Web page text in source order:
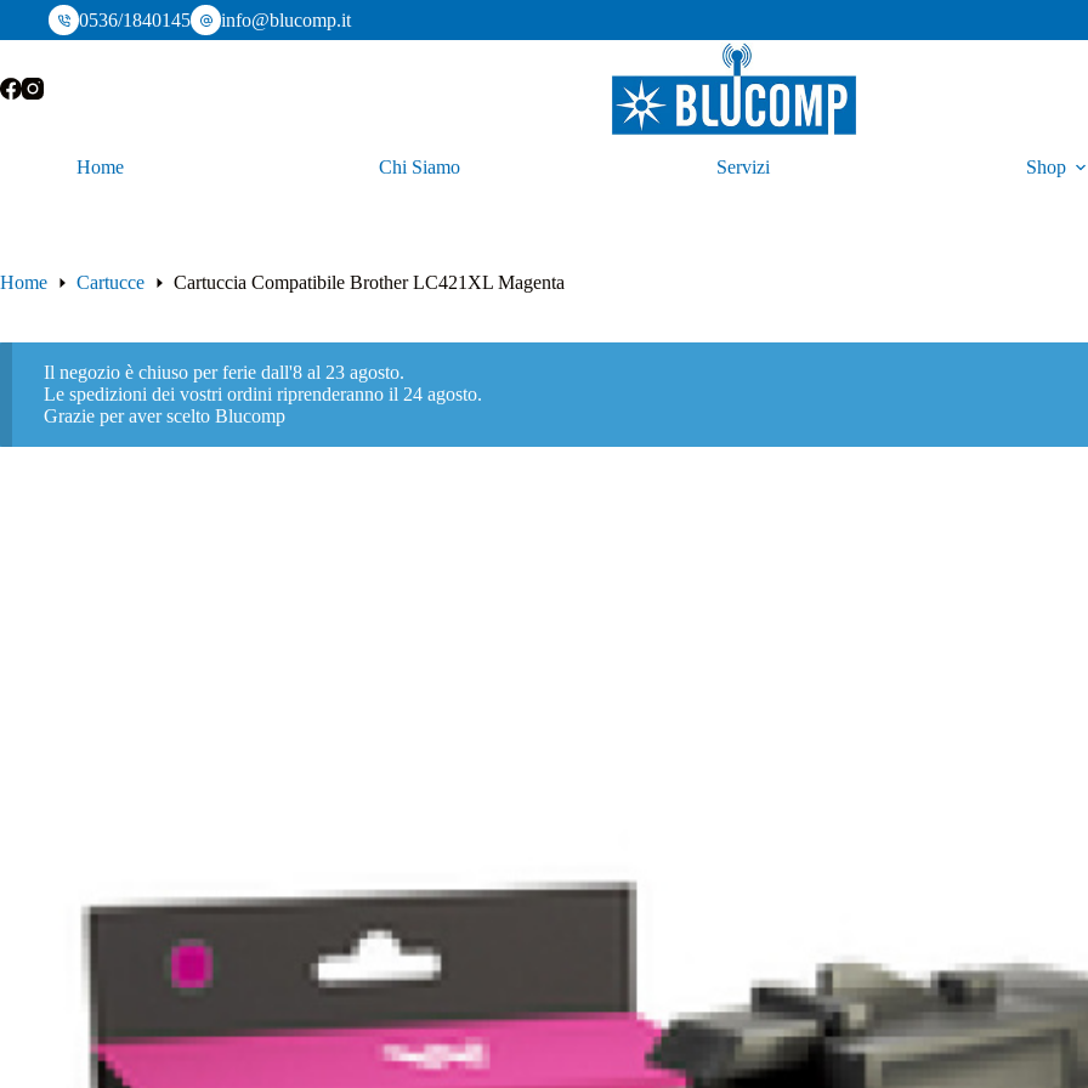
0536/1840145 info@blucomp.it
Home Chi Siamo Servizi Shop
Home Cartucce Cartuccia Compatibile Brother LC421XL Magenta
Il negozio è chiuso per ferie dall'8 al 23 agosto.
Le spedizioni dei vostri ordini riprenderanno il 24 agosto.
Grazie per aver scelto Blucomp